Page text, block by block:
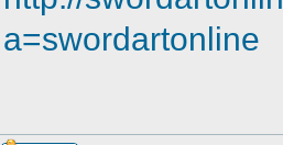
a=swordartonline